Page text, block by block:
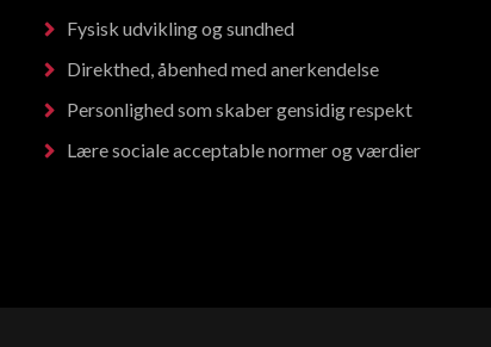
Fysisk udvikling og sundhed
Direkthed, åbenhed med anerkendelse
Personlighed som skaber gensidig respekt
Lære sociale acceptable normer og værdier